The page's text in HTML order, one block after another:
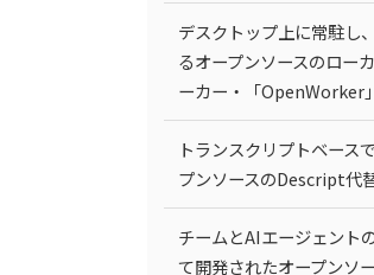
デスクトップ上に常駐し
るオープンソースのロー
ーカー・「OpenWorker」
トランスクリプトベース
プンソースのDescript代
チームとAIエージェント
て開発されたオープンソ